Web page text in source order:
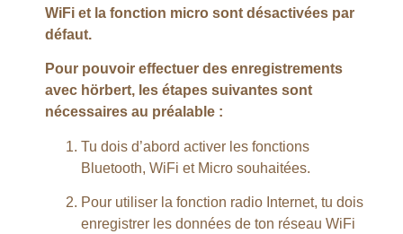
WiFi et la fonction micro sont désactivées par
défaut.
Pour pouvoir effectuer des enregistrements
avec hörbert, les étapes suivantes sont
nécessaires au préalable :
Tu dois d’abord activer les fonctions
Bluetooth, WiFi et Micro souhaitées.
Pour utiliser la fonction radio Internet, tu dois
enregistrer les données de ton réseau WiFi